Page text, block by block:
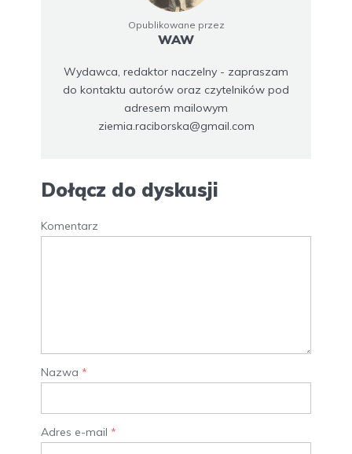
Opublikowane przez
WAW
Wydawca, redaktor naczelny - zapraszam
do kontaktu autorów oraz czytelników pod
adresem mailowym
ziemia.raciborska@gmail.com
Dołącz do dyskusji
Komentarz
Nazwa *
Adres e-mail *